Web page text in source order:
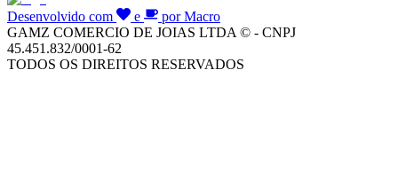
Desenvolvido com e
por Macro
GAMZ COMERCIO DE JOIAS LTDA © - CNPJ
45.451.832/0001-62
TODOS OS DIREITOS RESERVADOS